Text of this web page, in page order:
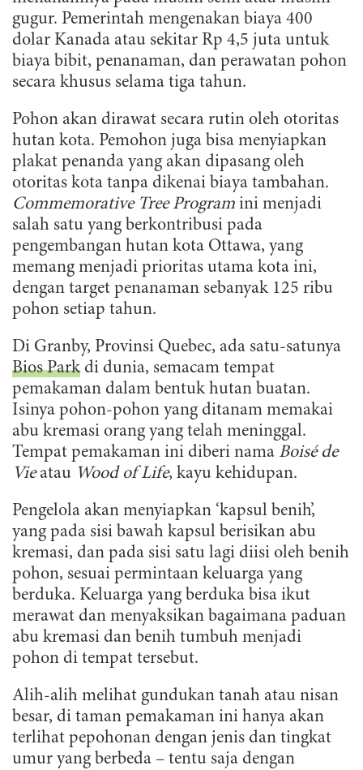
gugur. Pemerintah mengenakan biaya 400
dolar Kanada atau sekitar Rp 4,5 juta untuk
biaya bibit, penanaman, dan perawatan pohon
secara khusus selama tiga tahun.
Pohon akan dirawat secara rutin oleh otoritas
hutan kota. Pemohon juga bisa menyiapkan
plakat penanda yang akan dipasang oleh
otoritas kota tanpa dikenai biaya tambahan.
Commemorative Tree Program ini menjadi
salah satu yang berkontribusi pada
pengembangan hutan kota Ottawa, yang
memang menjadi prioritas utama kota ini,
dengan target penanaman sebanyak 125 ribu
pohon setiap tahun.
Di Granby, Provinsi Quebec, ada satu-satunya
Bios Parkdi dunia, semacam tempat
pemakaman dalam bentuk hutan buatan.
Isinya pohon-pohon yang ditanam memakai
abu kremasi orang yang telah meninggal.
Tempat pemakaman ini diberi nama Boisé de
Vieatau Wood of Life, kayu kehidupan.
Pengelola akan menyiapkan ‘kapsul benih’,
yang pada sisi bawah kapsul berisikan abu
kremasi, dan pada sisi satu lagi diisi oleh benih
pohon, sesuai permintaan keluarga yang
berduka. Keluarga yang berduka bisa ikut
merawat dan menyaksikan bagaimana paduan
abu kremasi dan benih tumbuh menjadi
pohon di tempat tersebut.
Alih-alih melihat gundukan tanah atau nisan
besar, di taman pemakaman ini hanya akan
terlihat pepohonan dengan jenis dan tingkat
umur yang berbeda – tentu saja dengan